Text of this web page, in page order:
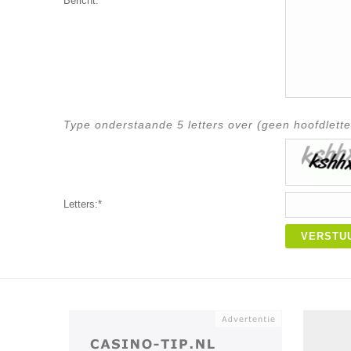
Type onderstaande 5 letters over (geen
Letters:*